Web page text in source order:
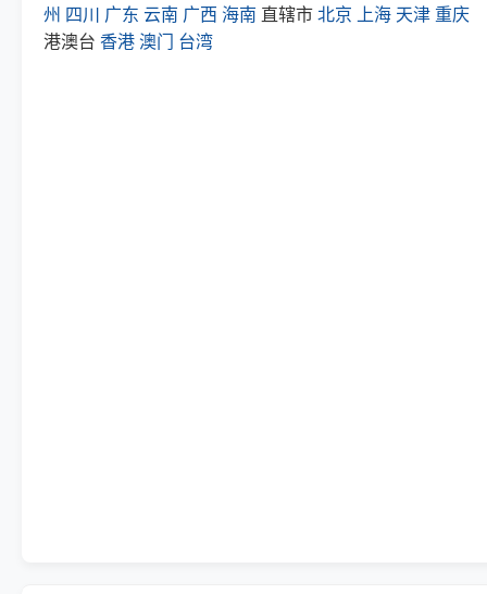
州 四川 广东 云南 广西 海南 直辖市北京 上海 天津 重庆
港澳台 香港澳门 台湾